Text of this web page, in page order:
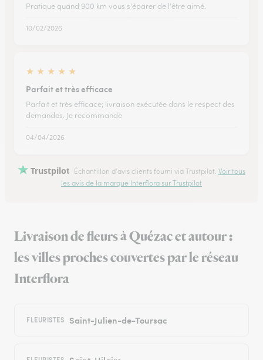
Pratique quand 900 km vous s'éparer de l'être aimé.
10/02/2026
★ ★ ★ ★ ★
Parfait et très efficace
Parfait et très efficace; livraison exécutée dans le respect des
demandes. Je recommande
04/04/2026
Trustpilot Échantillon d'avis clients fourni via Trustpilot. Voir tous
les avis de la marque Interflora sur Trustpilot
Livraison de fleurs à Quézac et autour :
les villes proches couvertes par le réseau
Interflora
FLEURISTES Saint-Julien-de-Toursac